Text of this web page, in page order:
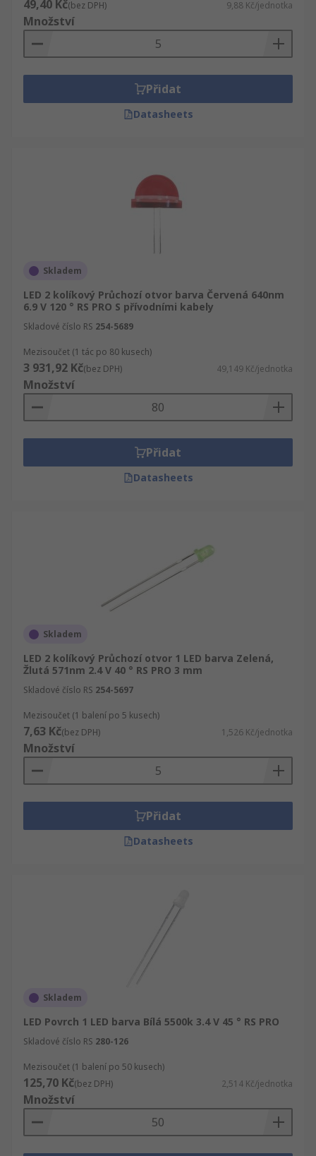
49,40 Kč(bez DPH) 9,88 Kč/jednotka
Množství
Přidat
Datasheets
Skladem
LED 2 kolíkový Průchozí otvor barva Červená 640nm
6.9 V 120 ° RS PRO S přívodními kabely
Skladové číslo RS 254-5689
Mezisoučet (1 tác po 80 kusech)
3 931,92 Kč(bez DPH) 49,149 Kč/jednotka
Množství
Přidat
Datasheets
Skladem
LED 2 kolíkový Průchozí otvor 1 LED barva Zelená,
Žlutá 571nm 2.4 V 40 ° RS PRO 3 mm
Skladové číslo RS 254-5697
Mezisoučet (1 balení po 5 kusech)
7,63 Kč(bez DPH) 1,526 Kč/jednotka
Množství
Přidat
Datasheets
Skladem
LED Povrch 1 LED barva Bílá 5500k 3.4 V 45 ° RS PRO
Skladové číslo RS 280-126
Mezisoučet (1 balení po 50 kusech)
125,70 Kč(bez DPH) 2,514 Kč/jednotka
Množství